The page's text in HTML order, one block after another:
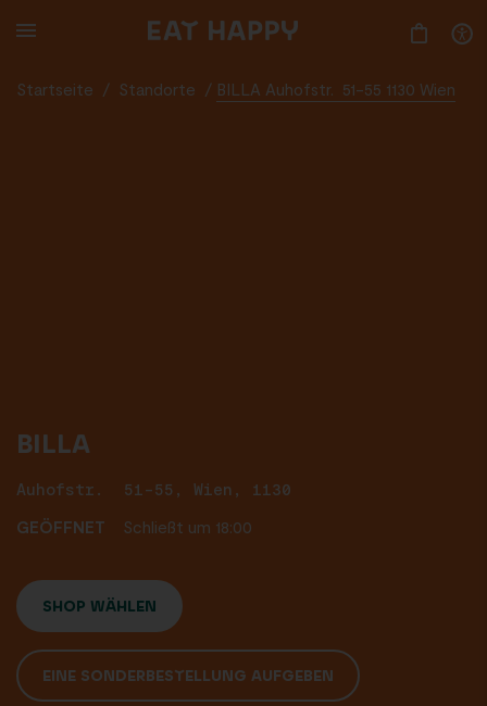
TO
Startseite / Standorte / BILLA Auhofstr. 51-55 1130 Wien
BILLA
Auhofstr. 51-55, Wien, 1130
GEÖFFNET
Schließt um 18:00
SHOP WÄHLEN
EINE SONDERBESTELLUNG AUFGEBEN